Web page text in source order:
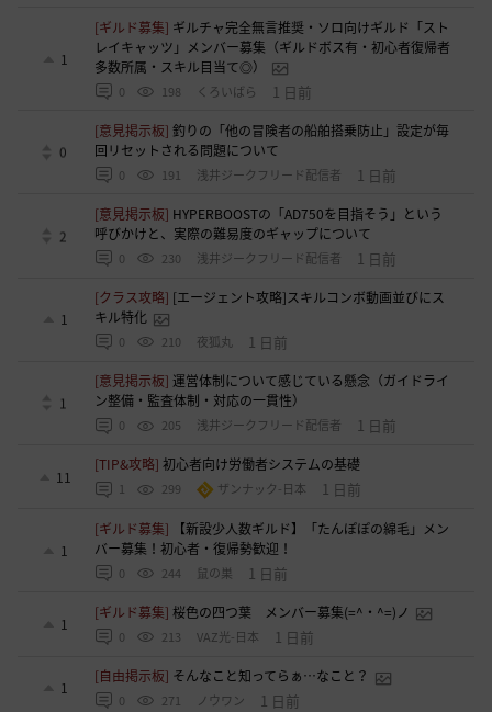
1
[ギルド募集] ギルチャ完全無言推奨・ソロ向けギルド「スト
レイキャッツ」メンバー募集（ギルドボス有・初心者復帰者
多数所属・スキル目当て◎）
0 198 くろいばら 1 日前
0
[意見掲示板]釣りの「他の冒険者の船舶搭乗防止」設定が毎
回リセットされる問題について
0 191 浅井ジークフリード配信者 1 日前
2
[意見掲示板] HYPERBOOSTの「AD750を目指そう」という
呼びかけと、実際の難易度のギャップについて
0 230 浅井ジークフリード配信者 1 日前
1
[クラス攻略] [エージェント攻略]スキルコンボ動画並びにス
キル特化
0 210 夜狐丸 1 日前
1
[意見掲示板]運営体制について感じている懸念（ガイドライ
ン整備・監査体制・対応の一貫性）
0 205 浅井ジークフリード配信者 1 日前
11
[TIP&攻略]初心者向け労働者システムの基礎
1 299 ザンナック-日本 1 日前
1
[ギルド募集]
【新設少人数ギルド】「たんぽぽの綿毛」メン
バー募集！初心者・復帰勢歓迎！
0 244 鼠の巣 1 日前
1
[ギルド募集]桜色の四つ葉 メンバー募集(=^・^=)ノ
0 213 VAZ光-日本 1 日前
1
[自由掲示板] そんなこと知ってらぁ…なこと？
0 271 ノウワン 1 日前